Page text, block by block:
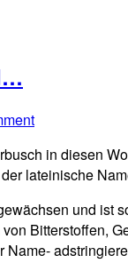
in diesen
lateinische
und ist
Bitterstoffen,